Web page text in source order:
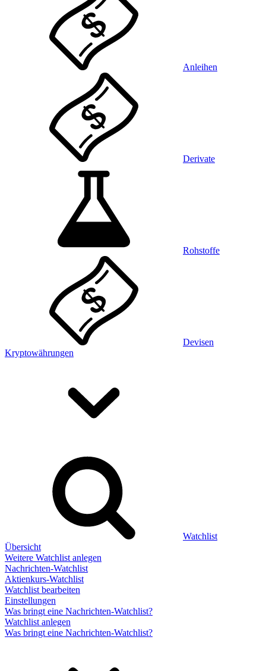
Anleihen
Derivate
Rohstoffe
Devisen
Kryptowährungen
Watchlist
Übersicht
Weitere Watchlist anlegen
Nachrichten-Watchlist
Aktienkurs-Watchlist
Watchlist bearbeiten
Einstellungen
Was bringt eine Nachrichten-Watchlist?
Watchlist anlegen
Was bringt eine Nachrichten-Watchlist?